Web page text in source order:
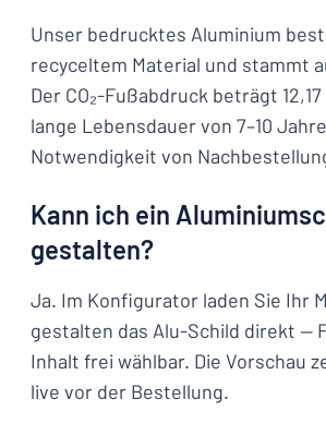
Unser bedrucktes Aluminium
recyceltem Material und stammt
Der CO₂-Fußabdruck beträgt
lange Lebensdauer von 7–10
Notwendigkeit von
Kann ich ein
gestalten?
Ja. Im Konfigurator laden Sie Ihr
gestalten das Alu-Schild direkt —
Inhalt frei wählbar. Die Vorschau
live vor der Bestellung.